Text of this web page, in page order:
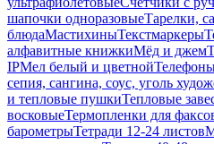
шапочки одноразовыеТарелки,
блюдаМастихиныТекстмаркеры
алфавитные книжкиМёд и джем
IPМел белый и цветной
сепия, сангина, соус, уголь
и тепловые пушкиТепловые
восковыеТермопленки для
барометрыТетради 12-24 листов